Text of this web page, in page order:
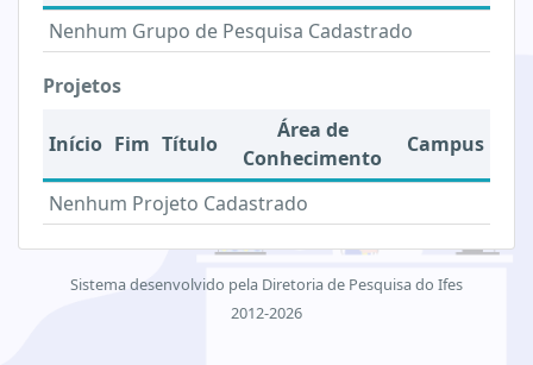
Nenhum Grupo de Pesquisa Cadastrado
Projetos
Início Fim Título
Área de
Conhecimento
Campus
Nenhum Projeto Cadastrado
Sistema desenvolvido pela Diretoria de Pesquisa do Ifes
2012-2026